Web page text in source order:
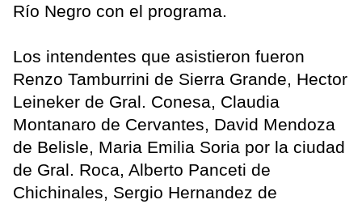
Río Negro con el programa.
Los intendentes que asistieron fueron
Renzo Tamburrini de Sierra Grande, Hector
Leineker de Gral. Conesa, Claudia
Montanaro de Cervantes, David Mendoza
de Belisle, Maria Emilia Soria por la ciudad
de Gral. Roca, Alberto Panceti de
Chichinales, Sergio Hernandez de